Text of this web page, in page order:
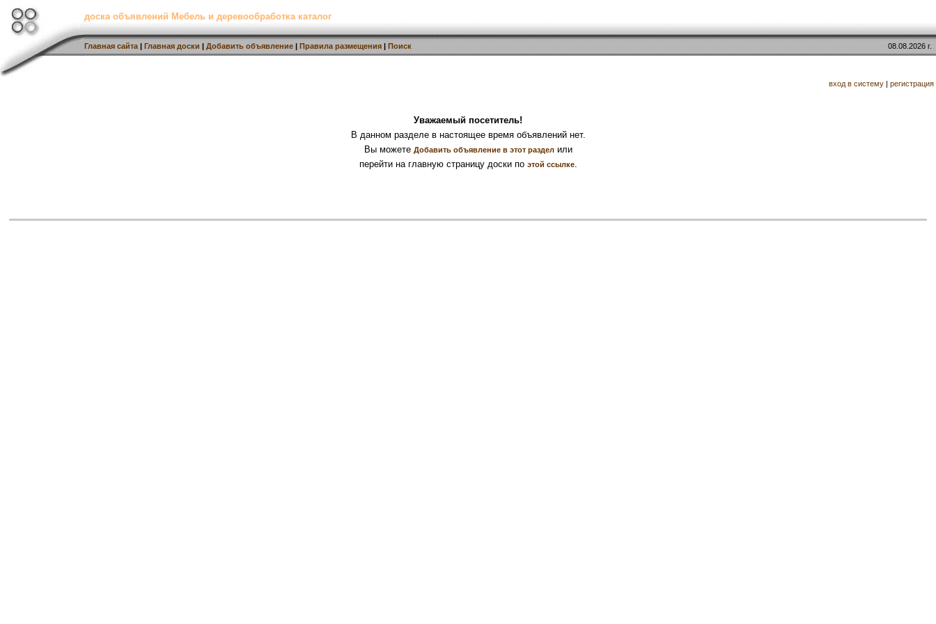
доска объявлений Мебель и деревообработка каталог
Главная сайта | Главная доски | Добавить объявление | Правила размещения | Поиск 08.08.2026 г.
вход в систему | регистрация
Уважаемый посетитель!
В данном разделе в настоящее время объявлений нет.
Вы можете Добавить объявление в этот разделили
перейти на главную страницу доски по этой ссылке.